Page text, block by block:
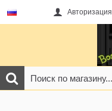
Авторизация